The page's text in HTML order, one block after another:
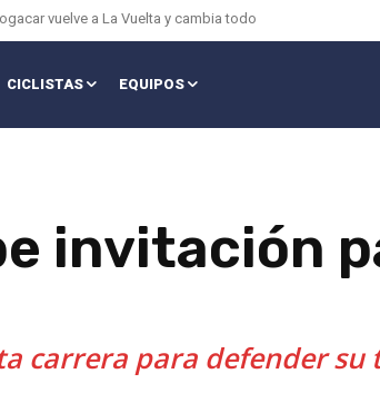
vuelve a La Vuelta y cambia todo
CICLISTAS EQUIPOS
invitación
carrera para defender su